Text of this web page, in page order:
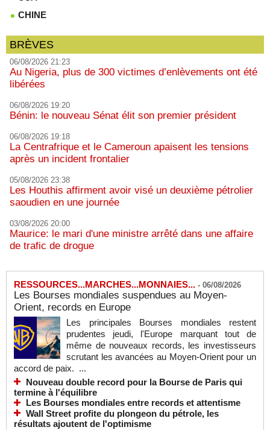
CHINE
BRÈVES
06/08/2026 21:23
Au Nigeria, plus de 300 victimes d’enlèvements ont été
libérées
06/08/2026 19:20
Bénin: le nouveau Sénat élit son premier président
06/08/2026 19:18
La Centrafrique et le Cameroun apaisent les tensions
après un incident frontalier
05/08/2026 23:38
Les Houthis affirment avoir visé un deuxième pétrolier
saoudien en une journée
03/08/2026 20:00
Maurice: le mari d'une ministre arrêté dans une affaire
de trafic de drogue
RESSOURCES...MARCHES...MONNAIES... - 06/08/2026
Les Bourses mondiales suspendues au Moyen-
Orient, records en Europe
Les principales Bourses mondiales restent
prudentes jeudi, l'Europe marquant tout de
même de nouveaux records, les investisseurs
scrutant les avancées au Moyen-Orient pour un
accord de paix. ...
Nouveau double record pour la Bourse de Paris qui
termine à l'équilibre
Les Bourses mondiales entre records et attentisme
Wall Street profite du plongeon du pétrole, les
résultats ajoutent de l'optimisme